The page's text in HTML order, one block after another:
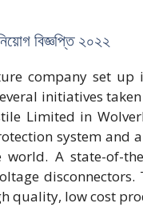
বিজ্ঞপ্তি ২০২২
company set
initiatives
Limited in
system and
world. A state-of-
quality, low cost